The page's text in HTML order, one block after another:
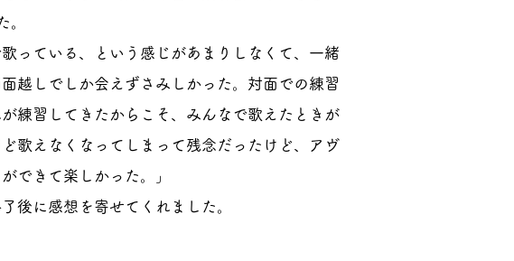
。
っている、という感じがあまりしなくて、一緒
越しでしか会えずさみしかった。対面での練習
練習してきたからこそ、みんなで歌えたときが
歌えなくなってしまって残念だったけど、アヴ
できて楽しかった。」
後に感想を寄せてくれました。